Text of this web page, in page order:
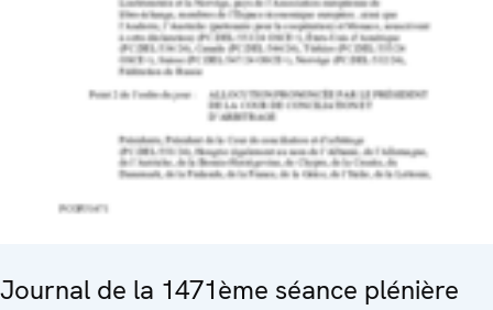
Journal de la 1471ème séance plénière